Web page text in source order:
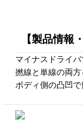
【製品情報
マイナスドライ
撚線と単線の両方
ボディ側の凸凹